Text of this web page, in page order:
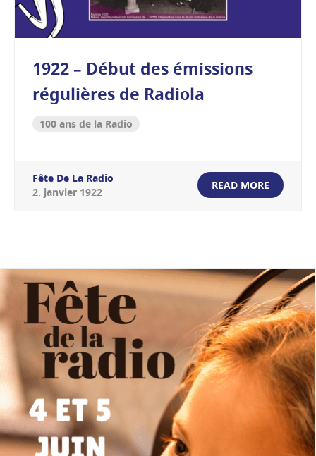
1922 – Début des émissions
régulières de Radiola
100 ans de la Radio
Fête De La Radio
2. janvier 1922
READ MORE